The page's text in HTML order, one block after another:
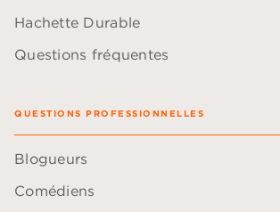
Hachette Durable
Questions fréquentes
QUESTIONS PROFESSIONNELLES
Blogueurs
Comédiens